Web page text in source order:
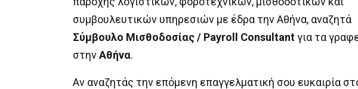
συμβουλευτικών υπηρεσιών με έδρα την Αθήνα, αναζητά
Σύμβουλο Μισθοδοσίας/ Payroll Consultantγια τα
στηνΑθήνα.
Αν αναζητάς την επόμενη επαγγελματική σου ευκαιρία